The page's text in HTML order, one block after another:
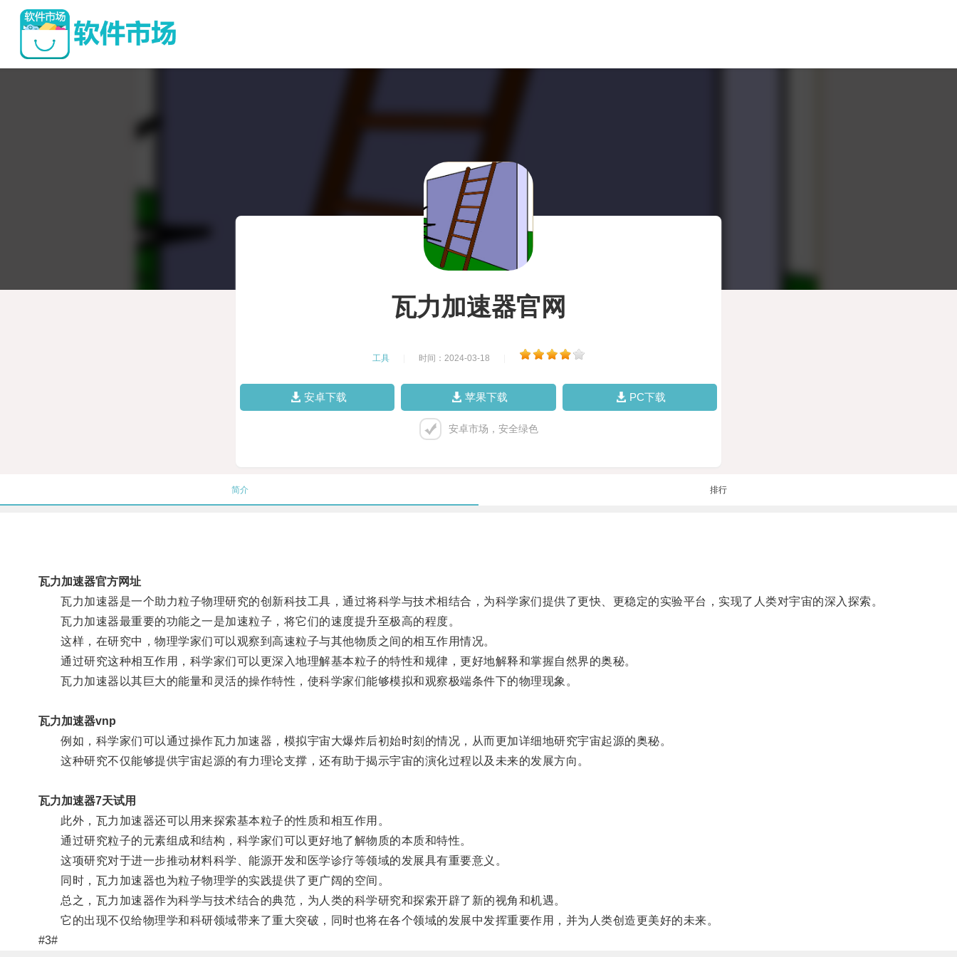
瓦力加速器官网
工具 时间：2024-03-18
安卓下载 苹果下载 PC下载
安卓市场，安全绿色
简介 排行
瓦力加速器官方网址
瓦力加速器是一个助力粒子物理研究的创新科技工具，通过将科学与技术相结合，为科学家们提供了更快、更稳定的实验平台，实现了人类对宇宙的深入探索。
瓦力加速器最重要的功能之一是加速粒子，将它们的速度提升至极高的程度。
这样，在研究中，物理学家们可以观察到高速粒子与其他物质之间的相互作用情况。
通过研究这种相互作用，科学家们可以更深入地理解基本粒子的特性和规律，更好地解释和掌握自然界的奥秘。
瓦力加速器以其巨大的能量和灵活的操作特性，使科学家们能够模拟和观察极端条件下的物理现象。
瓦力加速器vnp
例如，科学家们可以通过操作瓦力加速器，模拟宇宙大爆炸后初始时刻的情况，从而更加详细地研究宇宙起源的奥秘。
这种研究不仅能够提供宇宙起源的有力理论支撑，还有助于揭示宇宙的演化过程以及未来的发展方向。
瓦力加速器7天试用
此外，瓦力加速器还可以用来探索基本粒子的性质和相互作用。
通过研究粒子的元素组成和结构，科学家们可以更好地了解物质的本质和特性。
这项研究对于进一步推动材料科学、能源开发和医学诊疗等领域的发展具有重要意义。
同时，瓦力加速器也为粒子物理学的实践提供了更广阔的空间。
总之，瓦力加速器作为科学与技术结合的典范，为人类的科学研究和探索开辟了新的视角和机遇。
它的出现不仅给物理学和科研领域带来了重大突破，同时也将在各个领域的发展中发挥重要作用，并为人类创造更美好的未来。
#3#